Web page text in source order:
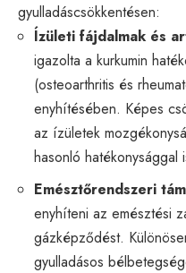
gyulladáscsökkentésen:
Ízületi fájdalmak és
igazolta a kurkumin
(osteoarthritis és
enyhítésében. Képes
az ízületek
hasonló hatékonysággal
Emésztőrendszeri
enyhíteni az emésztési
gázképződést.
gyulladásos